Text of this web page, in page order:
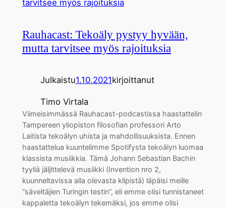
Rauhacast: Tekoäly pystyy hyvään,
mutta tarvitsee myös rajoituksia
Julkaistu1.10.2021kirjoittanut
Timo Virtala
Viimeisimmässä Rauhacast-podcastissa haastattelin
Tampereen yliopiston filosofian professori Arto
Laitista tekoälyn uhista ja mahdollisuuksista. Ennen
haastattelua kuuntelimme Spotifysta tekoälyn luomaa
klassista musiikkia. Tämä Johann Sebastian Bachin
tyyliä jäljittelevä musiikki (Invention nro 2,
kuunneltavissa alla olevasta klipistä) läpäisi meille
“säveltäjien Turingin testin”, eli emme olisi tunnistaneet
kappaletta tekoälyn tekemäksi, jos emme olisi